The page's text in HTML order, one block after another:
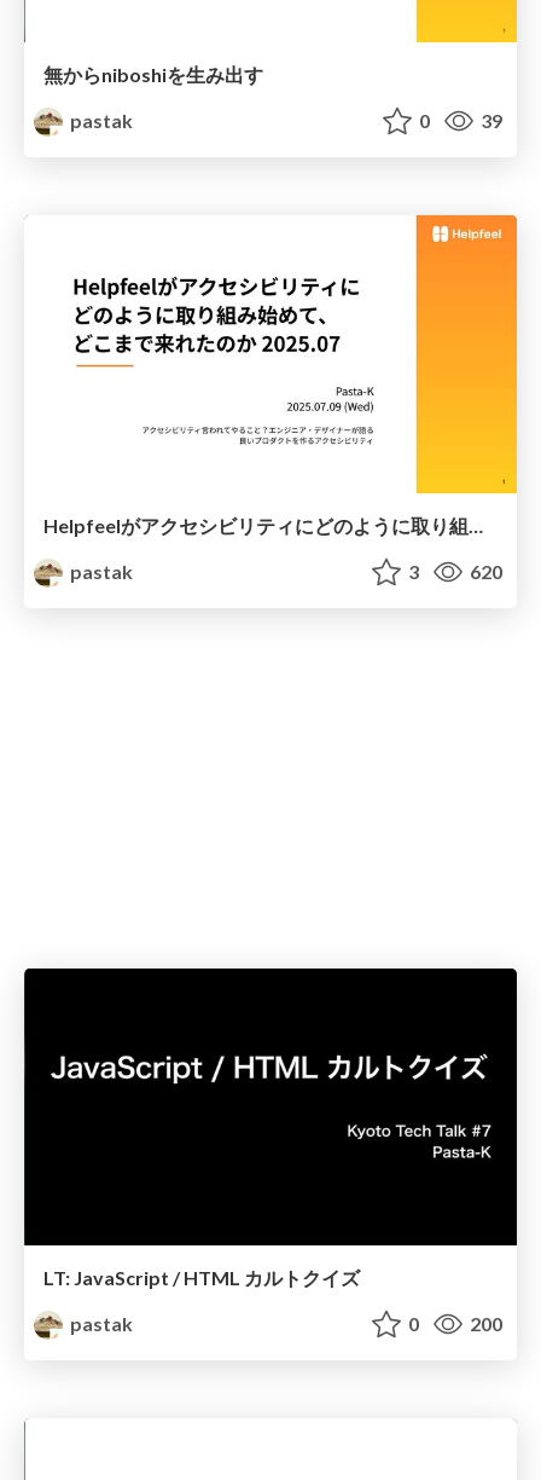
無からniboshiを生み出す
pastak
0 39
pastak
3 620
LT: JavaScript / HTML カルトクイズ
pastak
0 200